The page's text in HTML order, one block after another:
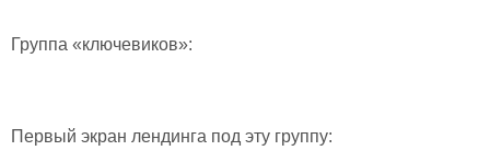
Группа «ключевиков»:
Первый экран лендинга под эту группу: